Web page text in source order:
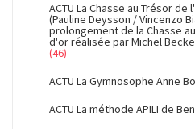
ACTU La Chasse au Trésor
(Pauline Deysson / Vincenzo
prolongement de la Chasse
d'or réalisée par Michel
(46)
ACTU La Gymnosophe Anne
ACTU La méthode APILI de